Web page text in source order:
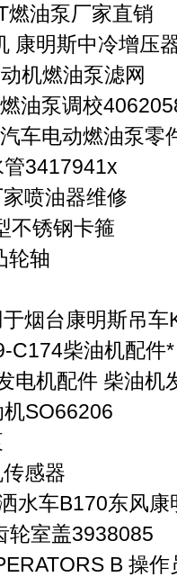
燃油泵厂家直销
康明斯中冷增压
机燃油泵滤网
油泵调校
车电动燃油泵零
3417941x
喷油器维修
不锈钢卡箍
轮轴
烟台康明斯吊车
C174柴油机配件*
电机配件 柴油
SO66206
感器
水车B170东风康
轮室盖3938085
B 操作